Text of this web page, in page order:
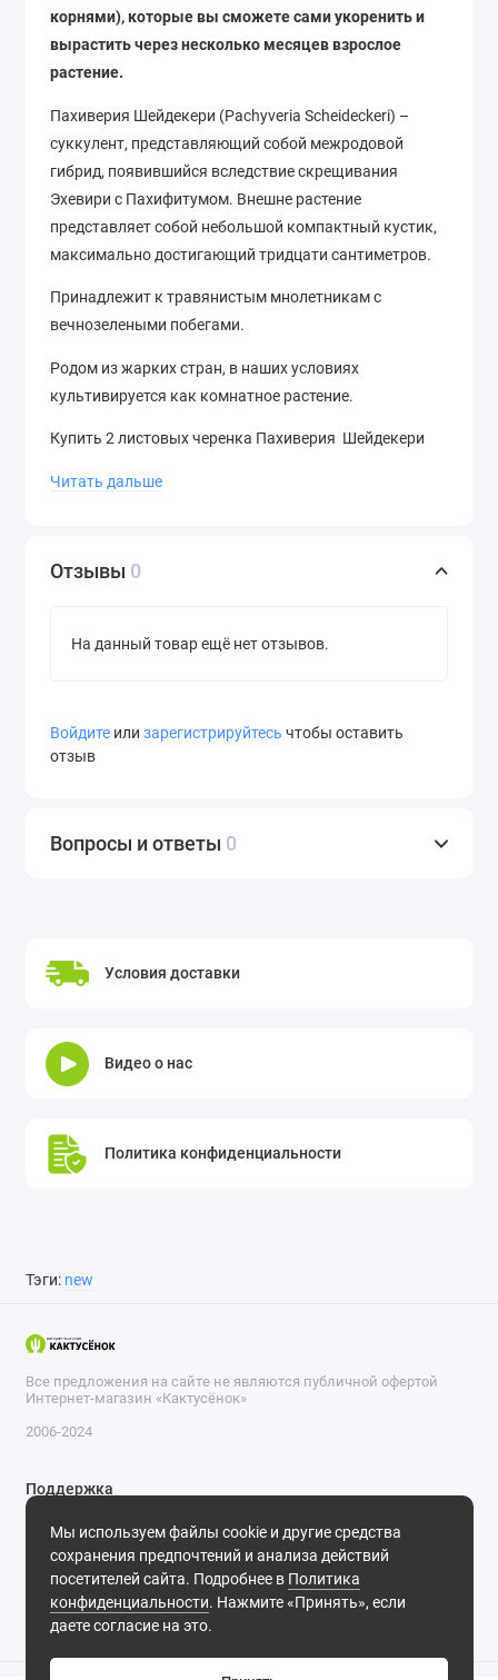
корнями), которые вы сможете сами укоренить и
вырастить через несколько месяцев взрослое
растение.
Пахиверия Шейдекери (Pachyveria Scheideckeri) –
суккулент, представляющий собой межродовой
гибрид, появившийся вследствие скрещивания
Эхевири с Пахифитумом. Внешне растение
представляет собой небольшой компактный кустик,
максимально достигающий тридцати сантиметров.
Принадлежит к травянистым мнолетникам с
вечнозелеными побегами.
Родом из жарких стран, в наших условиях
культивируется как комнатное растение.
Купить 2 листовых черенка Пахиверия Шейдекери
магазине " cactusenok.ru" по низкой цене!
выглядят листовые черенки:
Читать дальше
Отзывы 0
На данный товар ещё нет отзывов.
Войдите или зарегистрируйтесь чтобы оставить
отзыв
Вопросы и ответы 0
Условия доставки
Видео о нас
Политика конфиденциальности
Тэги: new
Мы используем файлы cookie и другие средства
сохранения предпочтений и анализа действий
посетителей сайта. Подробнее в Политика
конфиденциальности. Нажмите «Принять», если
даете согласие на это.
Все предложения на сайте не являются публичной офертой
Интернет-магазин «Кактусёнок»
2006-2024
Поддержка
+7 (804) 333-66-32
+7 (918) 570-63-70
Мы в сети